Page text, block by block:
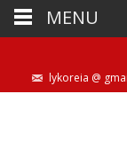
lykoreia @
MENU